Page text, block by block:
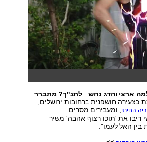
ארצי והדג נחש - לתנ"ך? מתברר
כצעירה חושפנית ברחובות ירושלים;
החיתי
, ומעבירים מסרים
ריבו את 'תוכו רצוף אהבה' משיר
האל לעמו".